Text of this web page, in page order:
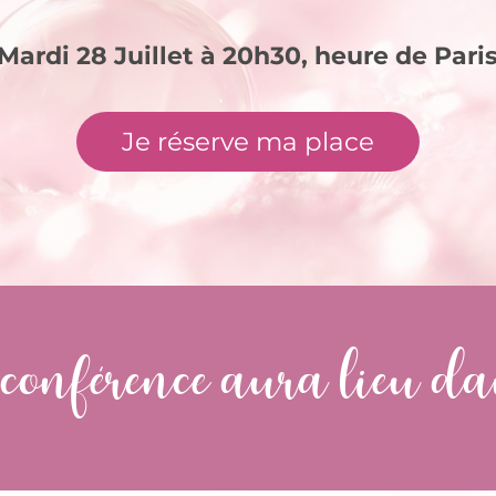
28 Juillet à 20h30, heure de
Je réserve ma place
aura lieu